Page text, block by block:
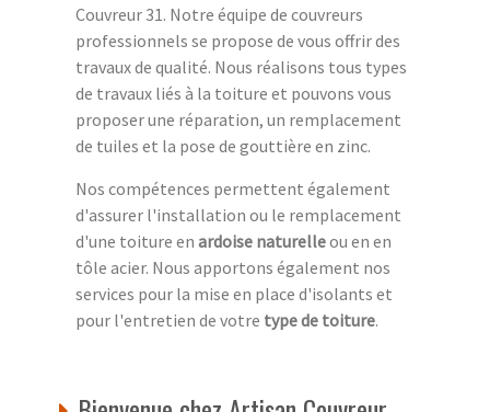
Couvreur 31. Notre équipe de couvreurs
professionnels se propose de vous offrir des
travaux de qualité. Nous réalisons tous types
de travaux liés à la toiture et pouvons vous
proposer une réparation, un remplacement
de tuiles et la pose de gouttière en zinc.
Nos compétences permettent également
d'assurer l'installation ou le remplacement
d'une toiture en ardoise naturelleou en en
tôle acier. Nous apportons également nos
services pour la mise en place d'isolants et
pour l'entretien de votre type de toiture.